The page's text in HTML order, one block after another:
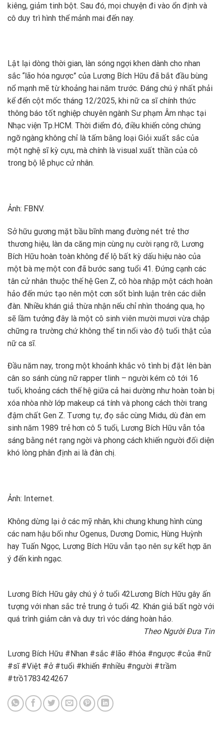
kiêng, giảm tinh bột. Sau đó, mọi chuyện đi vào ổn định và
cô duy trì hình thể mảnh mai đến nay.
Lật lại dòng thời gian, làn sóng ngợi khen dành cho nhan
sắc “lão hóa ngược” của Lương Bích Hữu đã bắt đầu bùng
nổ mạnh mẽ từ khoảng hai năm trước. Đáng chú ý nhất phải
kể đến cột mốc tháng 12/2025, khi nữ ca sĩ chính thức
thông báo tốt nghiệp chuyên ngành Sư phạm Âm nhạc tại
Nhạc viện Tp.HCM. Thời điểm đó, điều khiến công chúng
ngỡ ngàng không chỉ là tấm bằng loại Giỏi xuất sắc của
một nghệ sĩ kỳ cựu, mà chính là visual xuất thần của cô
trong bộ lễ phục cử nhân.
Ảnh: FBNV.
Sở hữu gương mặt bầu bĩnh mang đường nét trẻ thơ
thương hiệu, làn da căng mịn cùng nụ cười rạng rỡ, Lương
Bích Hữu hoàn toàn không để lộ bất kỳ dấu hiệu nào của
một bà mẹ một con đã bước sang tuổi 41. Đứng cạnh các
tân cử nhân thuộc thế hệ Gen Z, cô hòa nhập một cách hoàn
hảo đến mức tạo nên một cơn sốt bình luận trên các diễn
đàn. Nhiều khán giả thừa nhận nếu chỉ nhìn thoáng qua, họ
sẽ lầm tưởng đây là một cô sinh viên mười mươi vừa chập
chững ra trường chứ không thể tin nổi vào độ tuổi thật của
nữ ca sĩ.
Đầu năm nay, trong một khoảnh khắc vô tình bị đặt lên bàn
cân so sánh cùng nữ rapper tlinh – người kém cô tới 16
tuổi, khoảng cách thế hệ giữa cả hai dường như hoàn toàn bị
xóa nhòa nhờ lớp makeup cá tính và phong cách thời trang
đậm chất Gen Z. Tương tự, đọ sắc cùng Midu, dù đàn em
sinh năm 1989 trẻ hơn cô 5 tuổi, Lương Bích Hữu vẫn tỏa
sáng bằng nét rạng ngời và phong cách khiến người đối diện
khó lòng phân định ai là đàn chị.
Ảnh: Internet.
Không dừng lại ở các mỹ nhân, khi chung khung hình cùng
các nam hậu bối như Ogenus, Dương Domic, Hùng Huỳnh
hay Tuấn Ngọc, Lương Bích Hữu vẫn tạo nên sự kết hợp ăn
ý đến kinh ngạc.
Lương Bích Hữu gây chú ý ở tuổi 42Lương Bích Hữu gây ấn
tượng với nhan sắc trẻ trung ở tuổi 42. Khán giả bất ngờ với
quá trình giảm cân và duy trì vóc dáng hoàn hảo.
Theo Người Đưa Tin
Lương Bích Hữu #Nhan #sắc #lão #hóa #ngược #của #nữ
#sĩ #Việt #ở #tuổi #khiến #nhiều #người #trầm
#trồ1783424267